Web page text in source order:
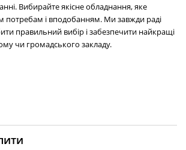
Вибирайте якісне обладнання, яке
потребам і вподобанням. Ми завжди раді
правильний вибір і забезпечити найкращі
чи громадського закладу.